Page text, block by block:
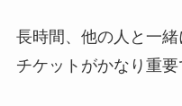
長時間、他の人と一
チケットがかなり重要